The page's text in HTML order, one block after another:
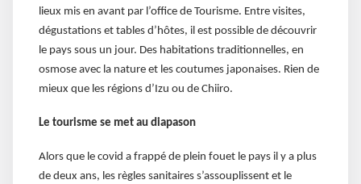
lieux mis en avant par l’office de Tourisme. Entre visites,
dégustations et tables d’hôtes, il est possible de découvrir
le pays sous un jour. Des habitations traditionnelles, en
osmose avec la nature et les coutumes japonaises. Rien de
mieux que les régions d’Izu ou de Chiiro.
Le tourisme se met au diapason
Alors que le covid a frappé de plein fouet le pays il y a plus
de deux ans, les règles sanitaires s’assouplissent et le